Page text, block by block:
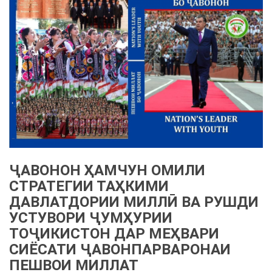
ҶАВОНОН ҲАМЧУН ОМИЛИ
СТРАТЕГИИ ТАҲКИМИ
ДАВЛАТДОРИИ МИЛЛӢ ВА РУШДИ
УСТУВОРИ ҶУМҲУРИИ
ТОҶИКИСТОН ДАР МЕҲВАРИ
СИЁСАТИ ҶАВОНПАРВАРОНАИ
ПЕШВОИ МИЛЛАТ